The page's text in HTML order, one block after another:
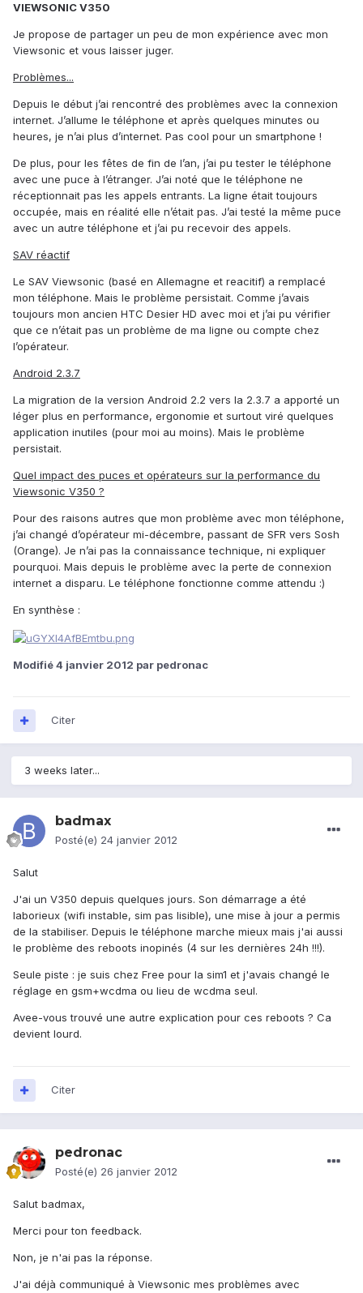
VIEWSONIC V350
Je propose de partager un peu de mon expérience avec mon
Viewsonic et vous laisser juger.
Problèmes...
Depuis le début j’ai rencontré des problèmes avec la connexion
internet. J’allume le téléphone et après quelques minutes ou
heures, je n’ai plus d’internet. Pas cool pour un smartphone !
De plus, pour les fêtes de fin de l’an, j’ai pu tester le téléphone
avec une puce à l’étranger. J’ai noté que le téléphone ne
réceptionnait pas les appels entrants. La ligne était toujours
occupée, mais en réalité elle n’était pas. J’ai testé la même puce
avec un autre téléphone et j’ai pu recevoir des appels.
SAV réactif
Le SAV Viewsonic (basé en Allemagne et reacitif) a remplacé
mon téléphone. Mais le problème persistait. Comme j’avais
toujours mon ancien HTC Desier HD avec moi et j’ai pu vérifier
que ce n’était pas un problème de ma ligne ou compte chez
l’opérateur.
Android 2.3.7
La migration de la version Android 2.2 vers la 2.3.7 a apporté un
léger plus en performance, ergonomie et surtout viré quelques
application inutiles (pour moi au moins). Mais le problème
persistait.
Quel impact des puces et opérateurs sur la performance du
Viewsonic V350 ?
Pour des raisons autres que mon problème avec mon téléphone,
j’ai changé d’opérateur mi-décembre, passant de SFR vers Sosh
(Orange). Je n’ai pas la connaissance technique, ni expliquer
pourquoi. Mais depuis le problème avec la perte de connexion
internet a disparu. Le téléphone fonctionne comme attendu :)
En synthèse :
Modifié4 janvier 2012 par pedronac
Citer
3 weeks later...
badmax
Posté(e) 24 janvier 2012
Salut
J'ai un V350 depuis quelques jours. Son démarrage a été
laborieux (wifi instable, sim pas lisible), une mise à jour a permis
de la stabiliser. Depuis le téléphone marche mieux mais j'ai aussi
le problème des reboots inopinés (4 sur les dernières 24h !!!).
Seule piste : je suis chez Free pour la sim1 et j'avais changé le
réglage en gsm+wcdma ou lieu de wcdma seul.
Avee-vous trouvé une autre explication pour ces reboots ? Ca
devient lourd.
Citer
pedronac
Posté(e) 26 janvier 2012
Salut badmax,
Merci pour ton feedback.
Non, je n'ai pas la réponse.
J'ai déjà communiqué à Viewsonic mes problèmes avec